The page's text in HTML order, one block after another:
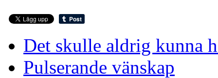
Det skulle aldrig kunna
Pulserande vänskap